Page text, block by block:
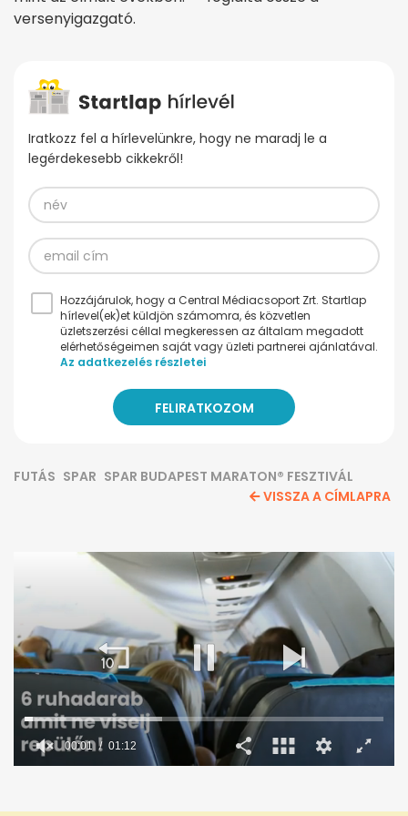
versenyigazgató.
Iratkozz fel a hírlevelünkre, hogy ne maradj le a
legérdekesebb cikkekről!
Hozzájárulok, hogy a Central Médiacsoport Zrt. Startlap
hírlevel(ek)et küldjön számomra, és közvetlen
üzletszerzési céllal megkeressen az általam megadott
elérhetőségeimen saját vagy üzleti partnerei ajánlatával.
Az adatkezelés részletei
FUTÁS SPAR SPAR BUDAPEST MARATON® FESZTIVÁL
VISSZA A CÍMLAPRA